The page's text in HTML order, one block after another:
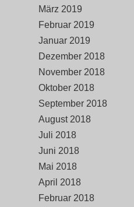
März 2019
Februar 2019
Januar 2019
Dezember 2018
November 2018
Oktober 2018
September 2018
August 2018
Juli 2018
Juni 2018
Mai 2018
April 2018
Februar 2018